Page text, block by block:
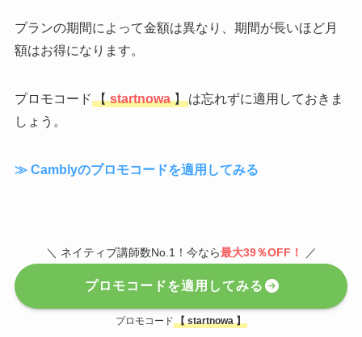
プランの期間によって金額は異なり、期間が長いほど月
額はお得になります。
プロモコード 【startnowa】は忘れずに適用しておきま
しょう。
≫ Camblyのプロモコードを適用してみる
＼ ネイティブ講師数No.1！今なら最大39％OFF！ ／
プロモコードを適用してみる
プロモコード 【 startnowa 】